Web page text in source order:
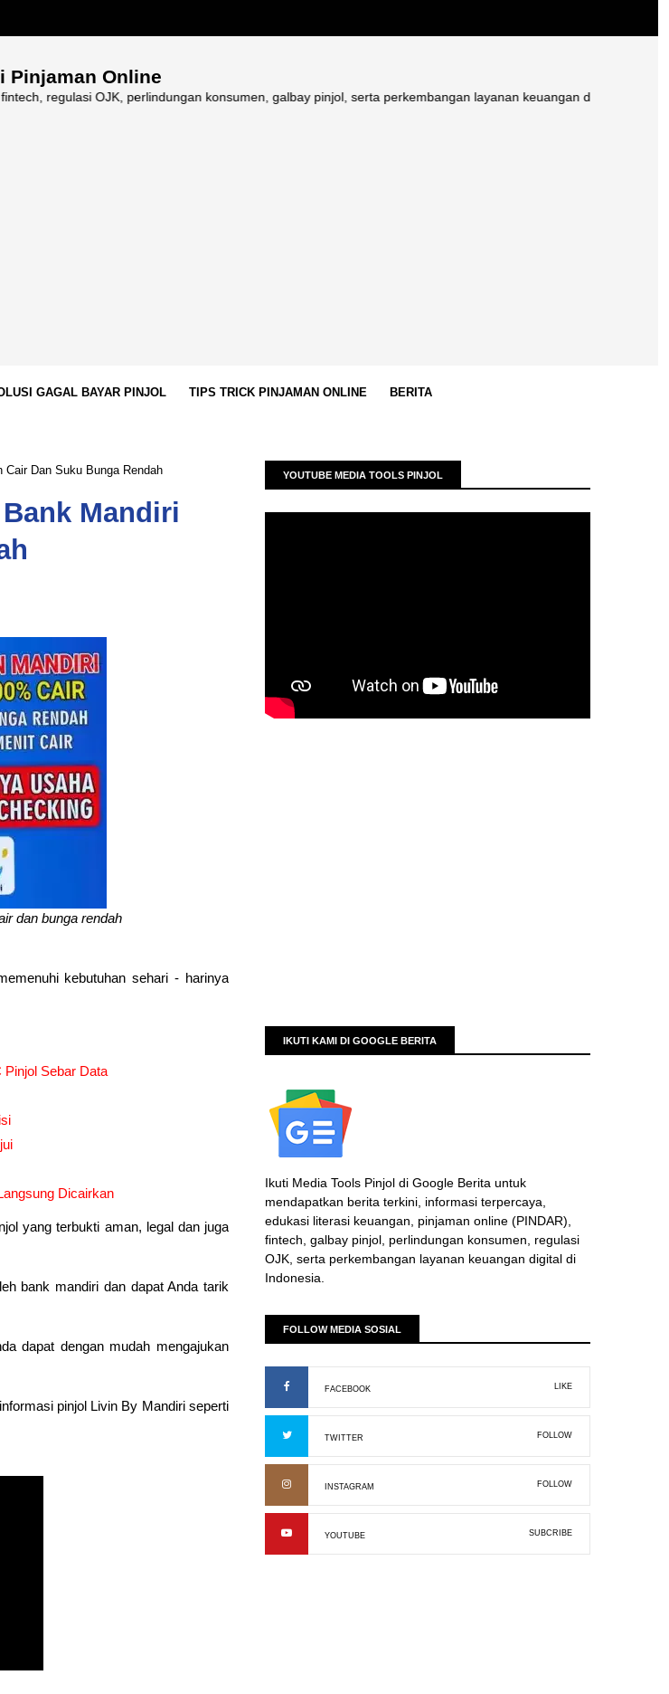
Pinjaman Online
OJK, perlindungan konsumen, galbay pinjol, serta perkembangan layanan keuangan digital di Indonesia.
GAGAL BAYAR PINJOL TIPS TRICK PINJAMAN ONLINE BERITA
Dan Suku Bunga Rendah
Mandiri
dan bunga rendah
kebutuhan sehari - harinya
Pinjol Sebar Data
Dicairkan
yang terbukti aman, legal dan juga
bank mandiri dan dapat Anda tarik
dapat dengan mudah mengajukan
pinjol Livin By Mandiri seperti
YOUTUBE MEDIA TOOLS PINJOL
IKUTI KAMI DI GOOGLE BERITA
Ikuti Media Tools Pinjol di Google Berita untuk
mendapatkan berita terkini, informasi terpercaya,
edukasi literasi keuangan, pinjaman online (PINDAR),
fintech, galbay pinjol, perlindungan konsumen, regulasi
OJK, serta perkembangan layanan keuangan digital di
Indonesia.
FOLLOW MEDIA SOSIAL
FACEBOOK LIKE
TWITTER FOLLOW
INSTAGRAM FOLLOW
YOUTUBE SUBCRIBE